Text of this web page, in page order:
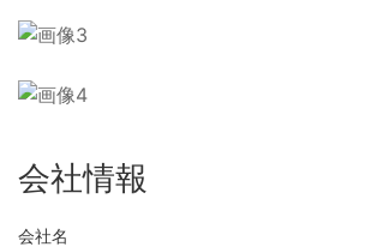
会社情報
会社名